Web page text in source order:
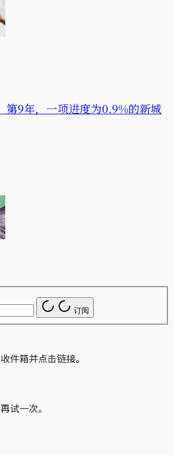
9年，一项进度为0.9%的新城
订阅
件箱并点击链接。
试一次。